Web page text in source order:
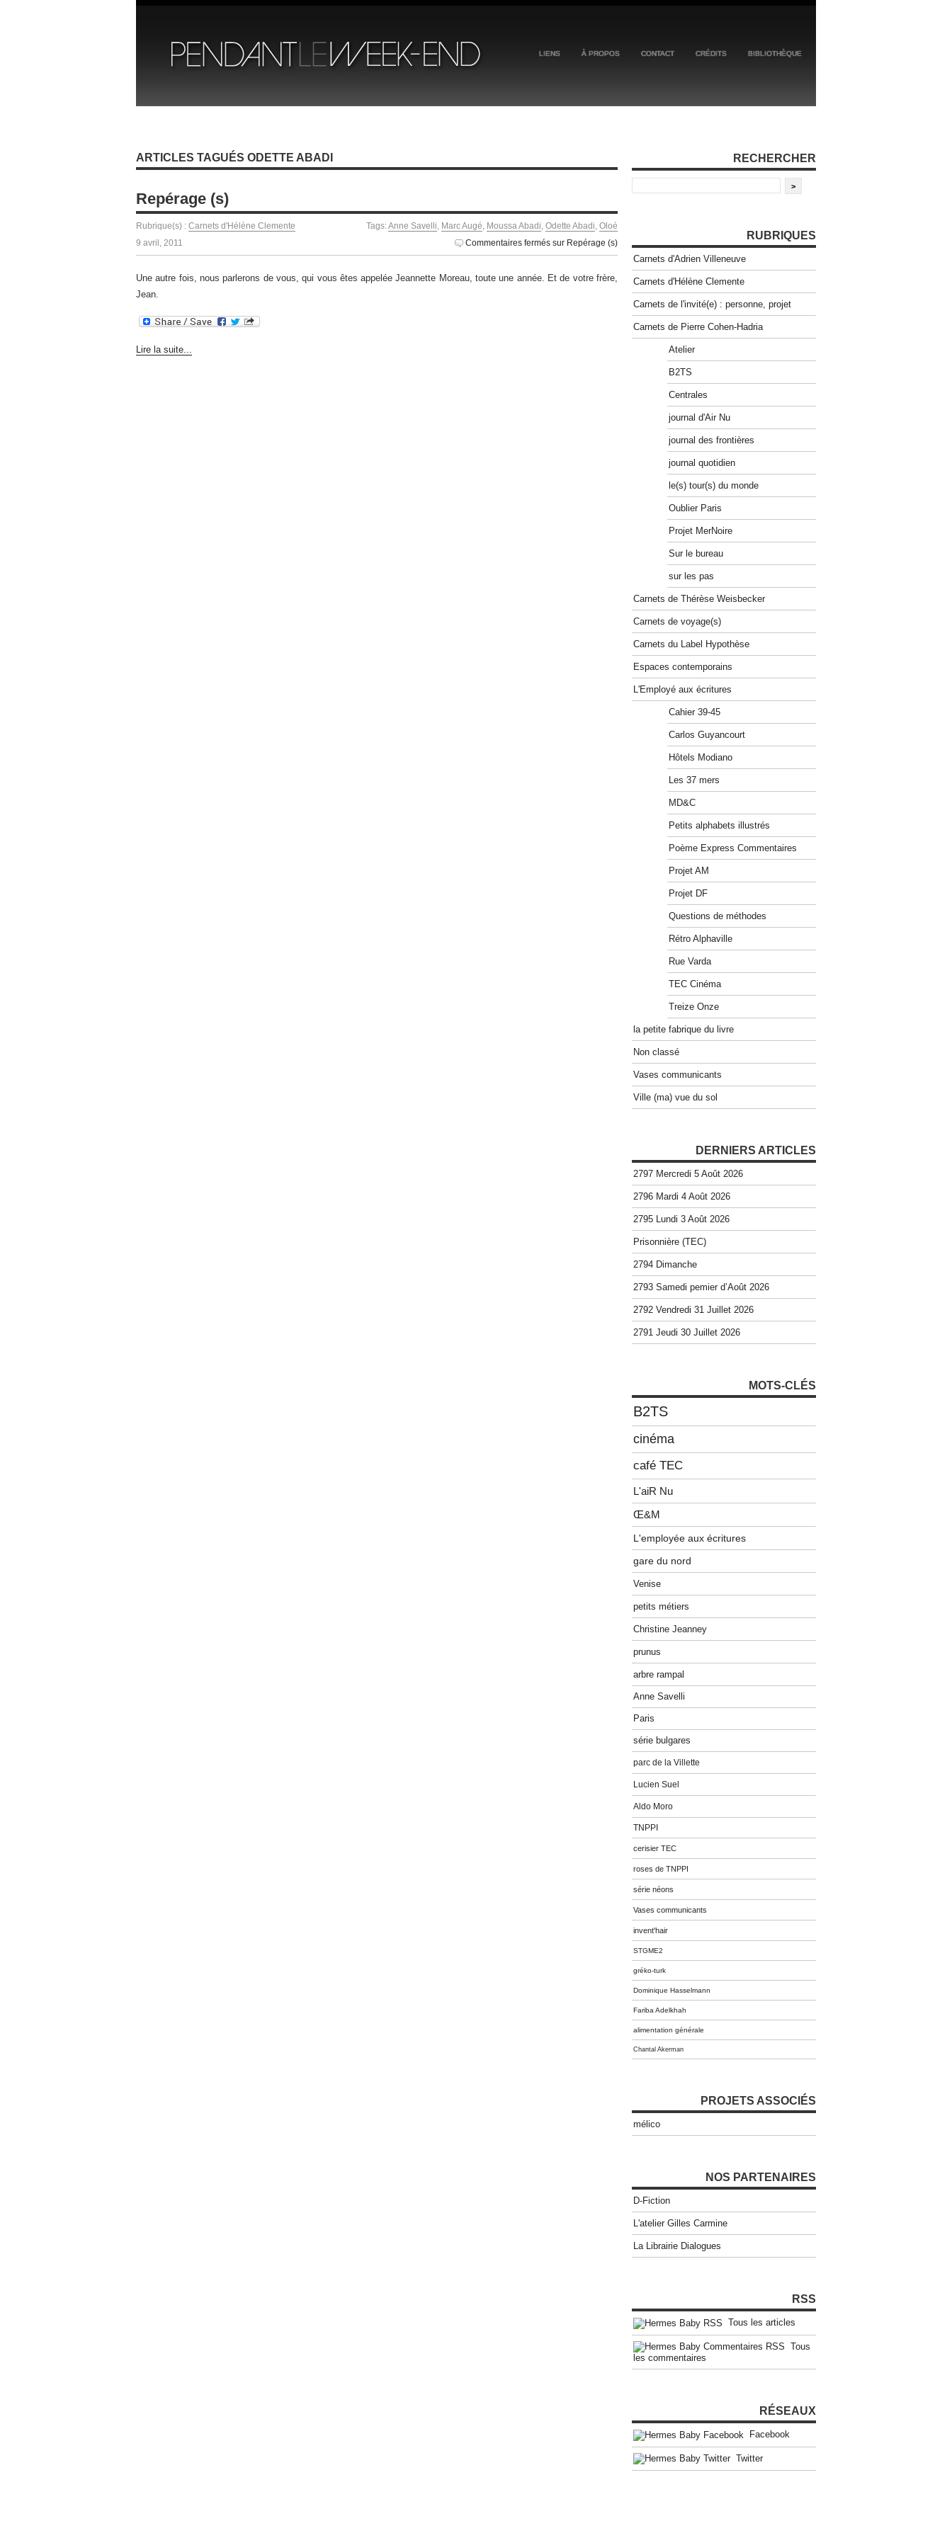
LIENS À PROPOS CONTACT CRÉDITS BIBLIOTHÈQUE
ARTICLES TAGUÉS ODETTE ABADI
Repérage (s)
Rubrique(s) : Carnets d'Hélène Clemente Tags:Anne Savelli, Marc Augé, Moussa Abadi, Odette Abadi, Oloé
9 avril, 2011
Commentaires fermés sur Repérage (s)
Une autre fois, nous parlerons de vous, qui vous êtes appelée Jeannette Moreau, toute une année. Et de votre frère,
Jean.
Lire la suite...
RECHERCHER
RUBRIQUES
Carnets d'Adrien Villeneuve
Carnets d'Hélène Clemente
Carnets de l'invité(e) : personne, projet
Carnets de Pierre Cohen-Hadria
Atelier
B2TS
Centrales
journal d'Air Nu
journal des frontières
journal quotidien
le(s) tour(s) du monde
Oublier Paris
Projet MerNoire
Sur le bureau
sur les pas
Carnets de Thérèse Weisbecker
Carnets de voyage(s)
Carnets du Label Hypothèse
Espaces contemporains
L'Employé aux écritures
Cahier 39-45
Carlos Guyancourt
Hôtels Modiano
Les 37 mers
MD&C
Petits alphabets illustrés
Poème Express Commentaires
Projet AM
Projet DF
Questions de méthodes
Rétro Alphaville
Rue Varda
TEC Cinéma
Treize Onze
la petite fabrique du livre
Non classé
Vases communicants
Ville (ma) vue du sol
DERNIERS ARTICLES
2797 Mercredi 5 Août 2026
2796 Mardi 4 Août 2026
2795 Lundi 3 Août 2026
Prisonnière (TEC)
2794 Dimanche
2793 Samedi pemier d’Août 2026
2792 Vendredi 31 Juillet 2026
2791 Jeudi 30 Juillet 2026
MOTS-CLÉS
B2TS
cinéma
café TEC
L'aiR Nu
Œ&M
L'employée aux écritures
gare du nord
Venise
petits métiers
Christine Jeanney
prunus
arbre rampal
Anne Savelli
Paris
série bulgares
parc de la Villette
Lucien Suel
Aldo Moro
TNPPI
cerisier TEC
roses de TNPPI
série néons
Vases communicants
invent'hair
STGME2
gréko-turk
Dominique Hasselmann
Fariba Adelkhah
alimentation générale
Chantal Akerman
PROJETS ASSOCIÉS
mélico
NOS PARTENAIRES
D-Fiction
L'atelier Gilles Carmine
La Librairie Dialogues
RSS
Tous les articles
Tous
les commentaires
RÉSEAUX
Facebook
Twitter